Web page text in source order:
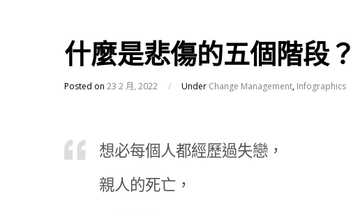
什麼是悲傷的五個階段？
Posted on 23 2 月, 2022 / Under Change Management, Infographics
想必每個人都經歷過失戀，
親人的死亡，